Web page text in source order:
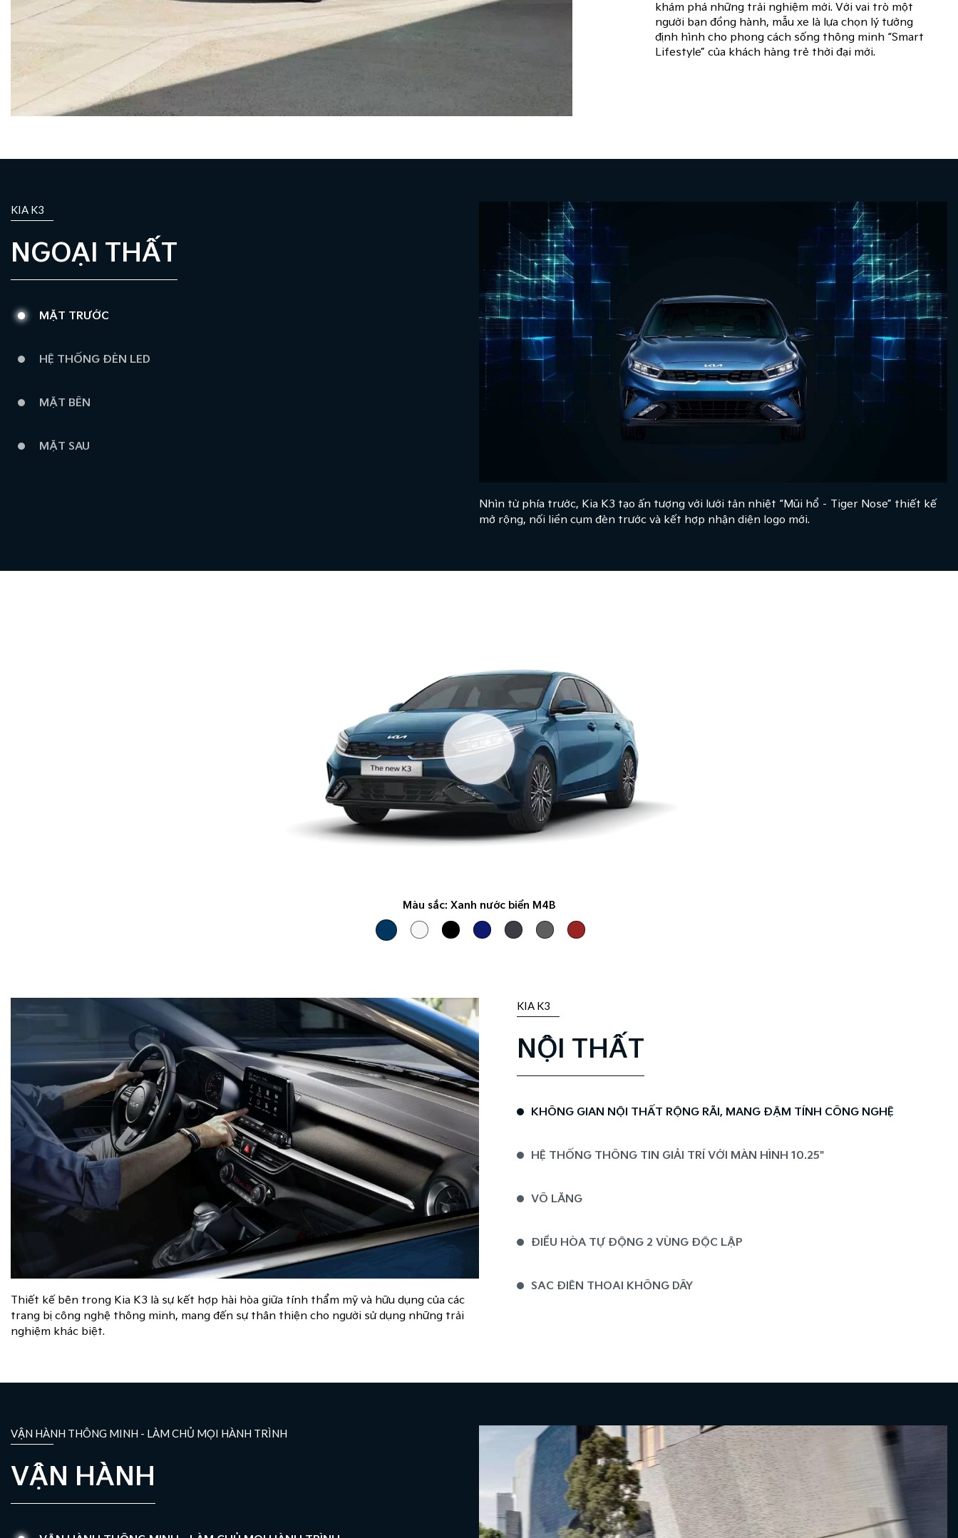
khám phá những trải nghiệm mới. Với vai trò một
người bạn đồng hành, mẫu xe là lựa chọn lý tưởng
định hình cho phong cách sống thông minh “Smart
Lifestyle” của khách hàng trẻ thời đại mới.
KIA K3
NGOẠI THẤT
MẶT TRƯỚC
HỆ THỐNG ĐÈN LED
MẶT BÊN
MẶT SAU
Nhìn từ phía trước, Kia K3 tạo ấn tượng với lưới tản nhiệt “Mũi hổ – Tiger Nose” thiết kế
mở rộng, nối liền cụm đèn trước và kết hợp nhận diện logo mới.
Màu sắc: Xanh nước biển M4B
Thiết kế bên trong Kia K3 là sự kết hợp hài hòa giữa tính thẩm mỹ và hữu dụng của các
trang bị công nghệ thông minh, mang đến sự thân thiện cho người sử dụng những trải
nghiệm khác biệt.
KIA K3
NỘI THẤT
KHÔNG GIAN NỘI THẤT RỘNG RÃI, MANG ĐẬM TÍNH CÔNG NGHỆ
HỆ THỐNG THÔNG TIN GIẢI TRÍ VỚI MÀN HÌNH 10.25"
VÔ LĂNG
ĐIỀU HÒA TỰ ĐỘNG 2 VÙNG ĐỘC LẬP
SẠC ĐIỆN THOẠI KHÔNG DÂY
VẬN HÀNH THÔNG MINH - LÀM CHỦ MỌI HÀNH TRÌNH
VẬN HÀNH